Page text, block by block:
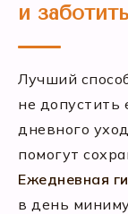
и
Лучший
не допустить
дневного
помогут
Ежедневная
в день